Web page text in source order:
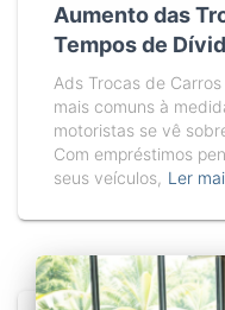
Aumento das
Tempos de
Ads Trocas de
mais comuns à
motoristas se vê
Com empréstimos
seus veículos, Ler